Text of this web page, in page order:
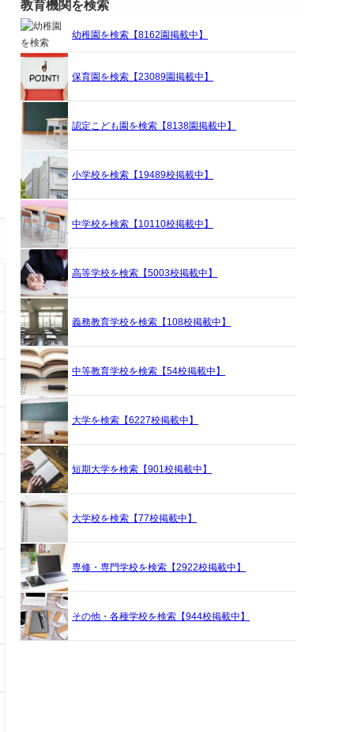
教育機関を検索
幼稚園を検索【8162園掲載中】
保育園を検索【23089園掲載中】
認定こども園を検索【8138園掲載中】
小学校を検索【19489校掲載中】
中学校を検索【10110校掲載中】
高等学校を検索【5003校掲載中】
義務教育学校を検索【108校掲載中】
中等教育学校を検索【54校掲載中】
大学を検索【6227校掲載中】
短期大学を検索【901校掲載中】
大学校を検索【77校掲載中】
専修・専門学校を検索【2922校掲載中】
その他・各種学校を検索【944校掲載中】